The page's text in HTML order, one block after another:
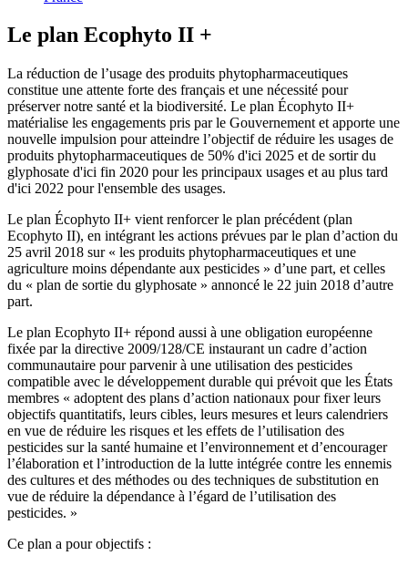
Le plan Ecophyto II +
La réduction de l’usage des produits phytopharmaceutiques
constitue une attente forte des français et une nécessité pour
préserver notre santé et la biodiversité. Le plan Écophyto II+
matérialise les engagements pris par le Gouvernement et apporte une
nouvelle impulsion pour atteindre l’objectif de réduire les usages de
produits phytopharmaceutiques de 50% d'ici 2025 et de sortir du
glyphosate d'ici fin 2020 pour les principaux usages et au plus tard
d'ici 2022 pour l'ensemble des usages.
Le plan Écophyto II+ vient renforcer le plan précédent (plan
Ecophyto II), en intégrant les actions prévues par le plan d’action du
25 avril 2018 sur « les produits phytopharmaceutiques et une
agriculture moins dépendante aux pesticides » d’une part, et celles
du « plan de sortie du glyphosate » annoncé le 22 juin 2018 d’autre
part.
Le plan Ecophyto II+ répond aussi à une obligation européenne
fixée par la directive 2009/128/CE instaurant un cadre d’action
communautaire pour parvenir à une utilisation des pesticides
compatible avec le développement durable qui prévoit que les États
membres « adoptent des plans d’action nationaux pour fixer leurs
objectifs quantitatifs, leurs cibles, leurs mesures et leurs calendriers
en vue de réduire les risques et les effets de l’utilisation des
pesticides sur la santé humaine et l’environnement et d’encourager
l’élaboration et l’introduction de la lutte intégrée contre les ennemis
des cultures et des méthodes ou des techniques de substitution en
vue de réduire la dépendance à l’égard de l’utilisation des
pesticides. »
Ce plan a pour objectifs :